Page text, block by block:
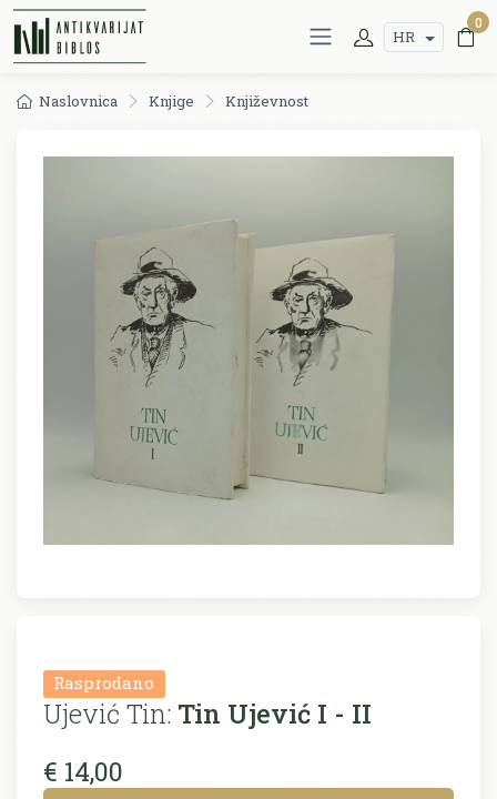
HR
0
Naslovnica Knjige Književnost
Rasprodano
Ujević Tin: Tin Ujević I - II
€ 14,00